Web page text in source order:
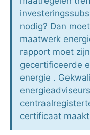
nodig? Dan
maatwerk
rapport moet
gecertificeerde
energie .
certificaat